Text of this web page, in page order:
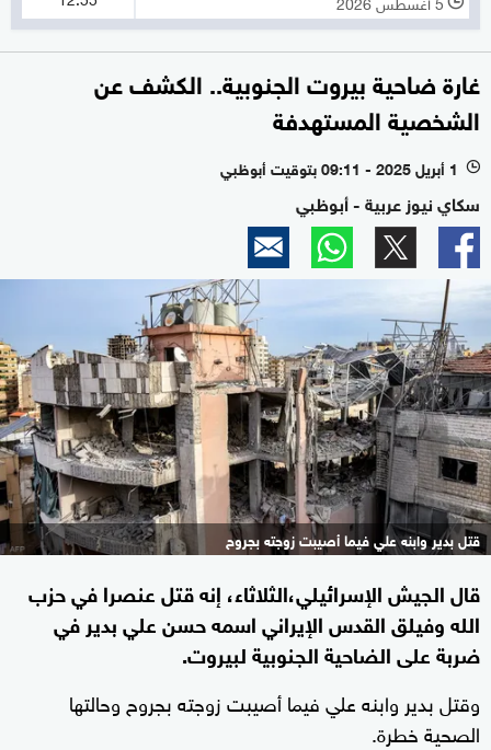
غارة ضاحية بيروت الجنوبية.. الكشف عن
الشخصية المستهدفة
l 1 أبريل 2025 - 09:11 بتوقيت أبوظبي
سكاي نيوز عربية - أبوظبي
قتل بدير وابنه علي فيما أصيبت زوجته بجروح
قال الجيش الإسرائيلي،الثلاثاء، إنه قتل عنصرا في حزب
الله وفيلق القدس الإيراني اسمه حسن علي بدير في
ضربة على الضاحية الجنوبية لبيروت.
وقتل بدير وابنه علي فيما أصيبت زوجته بجروح وحالتها
الصحية خطرة.